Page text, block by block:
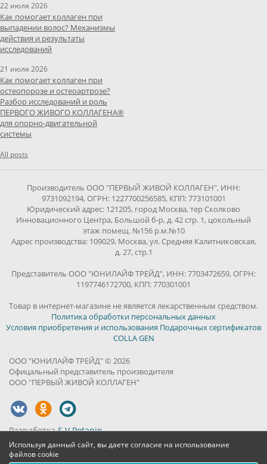
Используя данный сайт, вы даете согласие на использование
файлов cookie
22 июля 2026
Как помогает коллаген при
выпадении волос? Механизмы
действия и результаты
исследований
21 июля 2026
Как помогает коллаген при
остеопорозе и остеоартрозе?
Разбор исследований и роль
ПЕРВОГО ЖИВОГО КОЛЛАГЕНА®
для опорно-двигательной
системы
All posts
Производитель ООО "ПЕРВЫЙ ЖИВОЙ КОЛЛАГЕН", ИНН:
9731092194, ОГРН: 1227700256585, КПП: 773101001
Юридический адрес: 121205, город Москва, тер Сколково
Инновационного Центра, Большой б-р, д. 42 стр. 1, цокольный
этаж помещ. №156 р.м.№10
Адрес производства: 109029, Москва, ул. Средняя Калитниковская,
д. 27, стр.1
Представитель ООО "ЮНИЛАЙФ ТРЕЙД", ИНН: 7703472659, ОГРН:
1197746172700, КПП: 770301001
Товар в интернет-магазине не является лекарственным средством.
Политика обработки персональных данных
Условия приобретения и использования Подарочных сертификатов
COLLA GEN
ООО "ЮНИЛАЙФ ТРЕЙД" © 2026
Офицальный представитель производителя
ООО "ПЕРВЫЙ ЖИВОЙ КОЛЛАГЕН"
РазработкаS.V.Potanin